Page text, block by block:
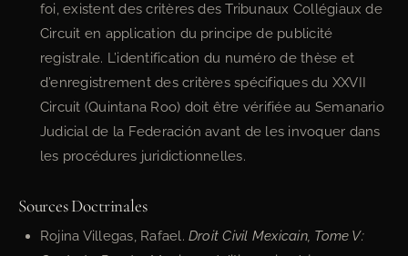
foi, existent des critères des Tribunaux Collégiaux de
Circuit en application du principe de publicité
registrale. L’identification du numéro de thèse et
d’enregistrement des critères spécifiques du XXVII
Circuit (Quintana Roo) doit être vérifiée au Semanario
Judicial de la Federación avant de les invoquer dans
les procédures juridictionnelles.
Sources Doctrinales
Rojina Villegas, Rafael. Droit Civil Mexicain, Tome V: